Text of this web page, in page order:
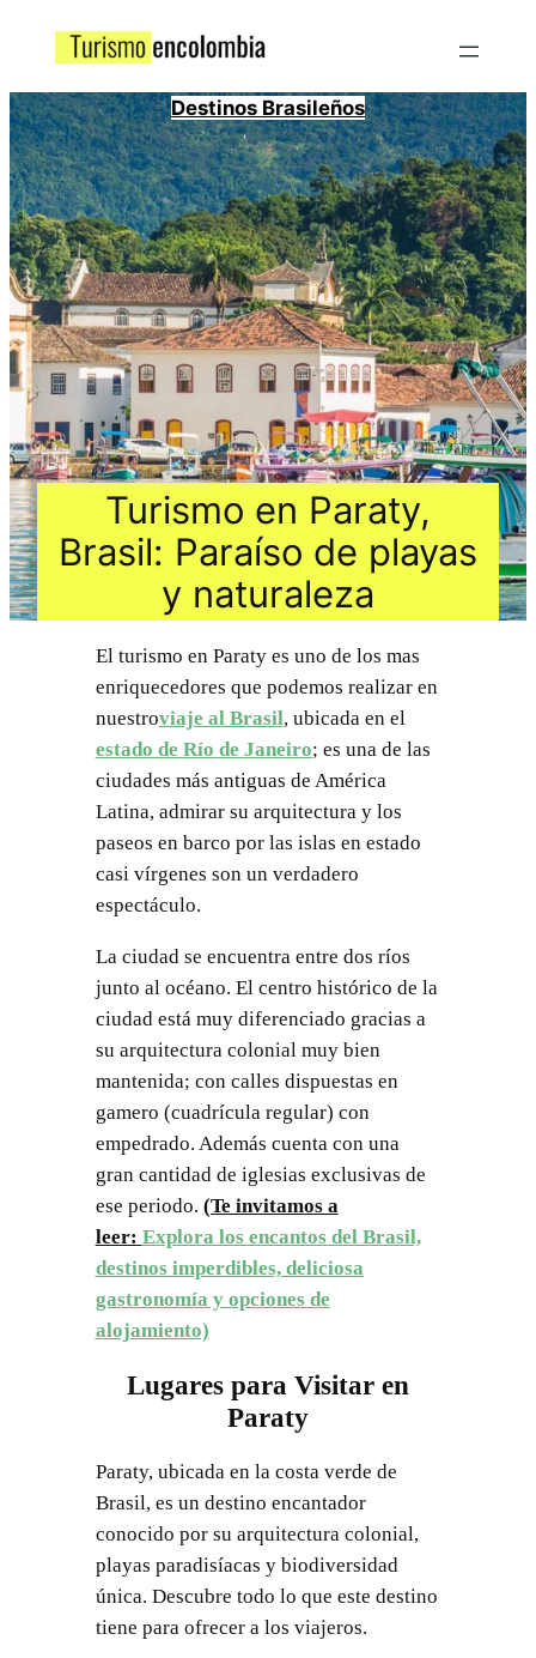
Destinos Brasileños
Turismo en Paraty,
Brasil: Paraíso de playas
y naturaleza
El turismo en Paraty es uno de los mas
enriquecedores que podemos realizar en
nuestroviaje al Brasil, ubicada en el
estado de Río de Janeiro; es una de las
ciudades más antiguas de América
Latina, admirar su arquitectura y los
paseos en barco por las islas en estado
casi vírgenes son un verdadero
espectáculo.
La ciudad se encuentra entre dos ríos
junto al océano. El centro histórico de la
ciudad está muy diferenciado gracias a
su arquitectura colonial muy bien
mantenida; con calles dispuestas en
gamero (cuadrícula regular) con
empedrado. Además cuenta con una
gran cantidad de iglesias exclusivas de
ese periodo. (Te invitamos a
leer: Explora los encantos del Brasil,
destinos imperdibles, deliciosa
gastronomía y opciones de
alojamiento)
Lugares para Visitar en
Paraty
Paraty, ubicada en la costa verde de
Brasil, es un destino encantador
conocido por su arquitectura colonial,
playas paradisíacas y biodiversidad
única. Descubre todo lo que este destino
tiene para ofrecer a los viajeros.